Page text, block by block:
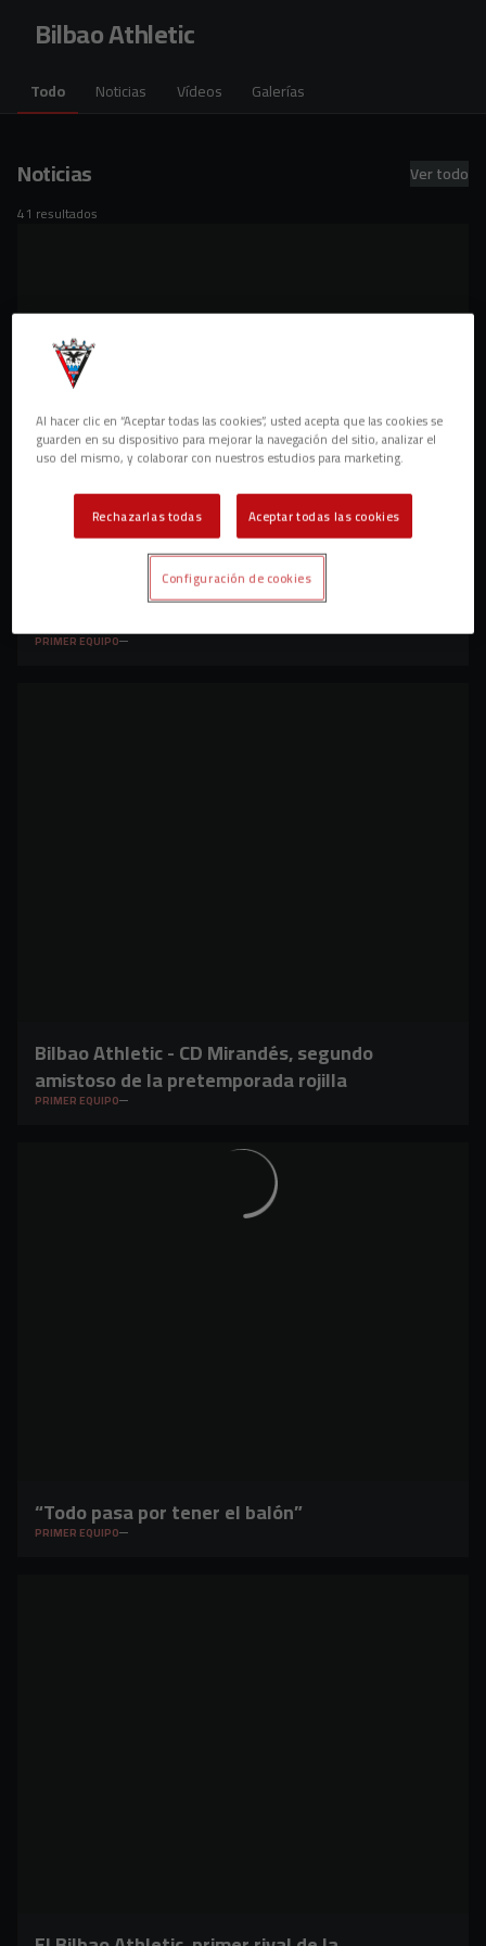
Bilbao Athletic
Todo Noticias Vídeos Galerías
Noticias Ver todo
41 resultados
Empate sin goles en Lezama en un encuentro
PRIMER EQUIPO
Bilbao Athletic - CD Mirandés, segundo
amistoso de la pretemporada rojilla
PRIMER EQUIPO
“Todo pasa por tener el balón”
PRIMER EQUIPO
Al hacer clic en “Aceptar todas las cookies”, usted acepta que las cookies se
guarden en su dispositivo para mejorar la navegación del sitio, analizar el
uso del mismo, y colaborar con nuestros estudios para marketing.
Rechazarlas todas Aceptar todas las cookies
Configuración de cookies